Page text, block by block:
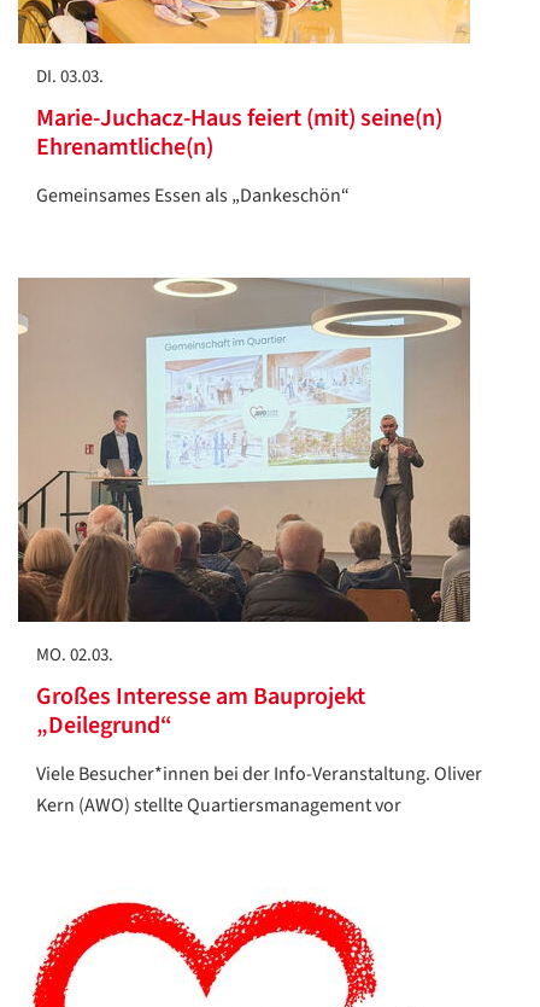
DI. 03.03.
Marie-Juchacz-Haus feiert (mit) seine(n)
Ehrenamtliche(n)
Gemeinsames Essen als „Dankeschön“
MO. 02.03.
Großes Interesse am Bauprojekt
„Deilegrund“
Viele Besucher*innen bei der Info-Veranstaltung. Oliver
Kern (AWO) stellte Quartiersmanagement vor